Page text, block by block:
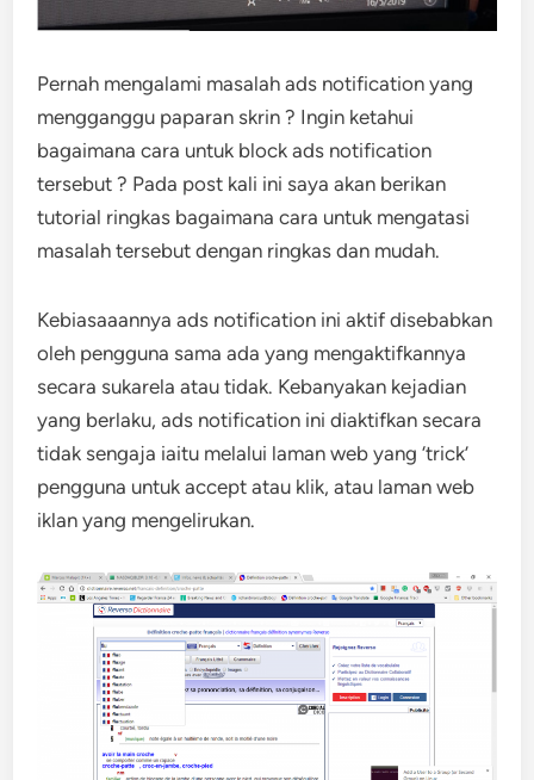
Pernah mengalami masalah ads notification yang
mengganggu paparan skrin ? Ingin ketahui
bagaimana cara untuk block ads notification
tersebut ? Pada post kali ini saya akan berikan
tutorial ringkas bagaimana cara untuk mengatasi
masalah tersebut dengan ringkas dan mudah.
Kebiasaaannya ads notification ini aktif disebabkan
oleh pengguna sama ada yang mengaktifkannya
secara sukarela atau tidak. Kebanyakan kejadian
yang berlaku, ads notification ini diaktifkan secara
tidak sengaja iaitu melalui laman web yang ‘trick’
pengguna untuk accept atau klik, atau laman web
iklan yang mengelirukan.